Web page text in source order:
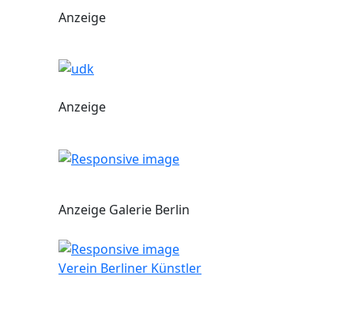
Anzeige
Anzeige
Anzeige Galerie Berlin
Verein Berliner Künstler